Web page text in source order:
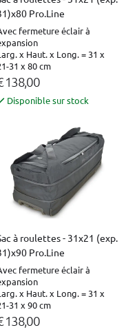
Pro.Line
fermeture éclair à
x Haut. x Long. = 31 x
31 x 80 cm
138,00
Disponible sur stock
à roulettes - 31x21 (exp.
Pro.Line
fermeture éclair à
x Haut. x Long. = 31 x
31 x 90 cm
138,00